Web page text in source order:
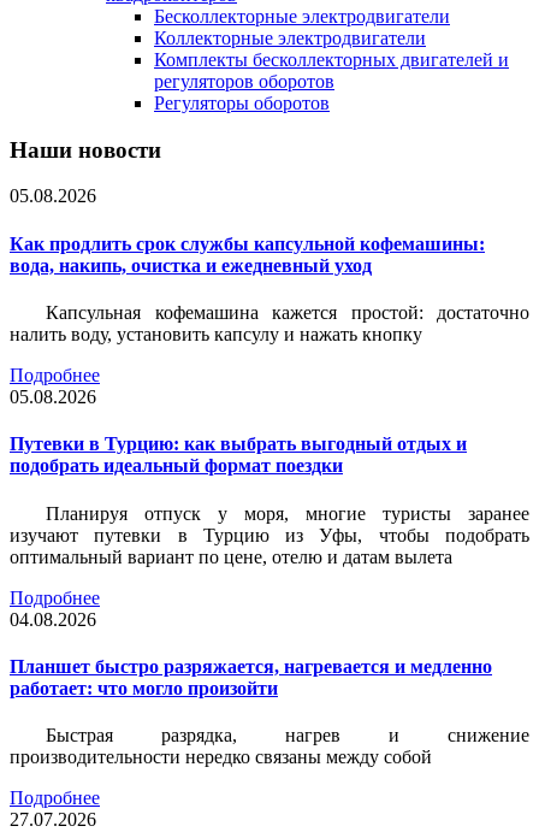
Бесколлекторные электродвигатели
Коллекторные электродвигатели
Комплекты бесколлекторных двигателей и
регуляторов оборотов
Регуляторы оборотов
Наши новости
05.08.2026
Как продлить срок службы капсульной кофемашины:
вода, накипь, очистка и ежедневный уход
Капсульная кофемашина кажется простой: достаточно
налить воду, установить капсулу и нажать кнопку
Подробнее
05.08.2026
Путевки в Турцию: как выбрать выгодный отдых и
подобрать идеальный формат поездки
Планируя отпуск у моря, многие туристы заранее
изучают путевки в Турцию из Уфы, чтобы подобрать
оптимальный вариант по цене, отелю и датам вылета
Подробнее
04.08.2026
Планшет быстро разряжается, нагревается и медленно
работает: что могло произойти
Быстрая разрядка, нагрев и снижение
производительности нередко связаны между собой
Подробнее
27.07.2026